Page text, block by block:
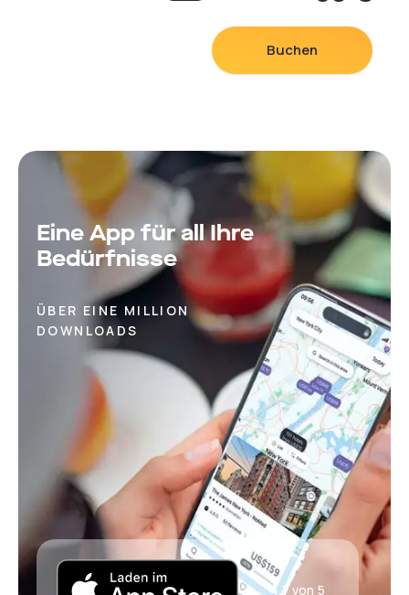
sich einige der 15 Konferenzräume für
Veranstaltungen mit bis zu 200 Personen. Der
Hauptbahnhof ist nur wenige Schritte entfernt. Die
Berliner Flughäfen Tegel und Schönefeld sind 35 km
Buchen
Eine App für all Ihre
Bedürfnisse
ÜBER EINE MILLION
DOWNLOADS
4,7von 5